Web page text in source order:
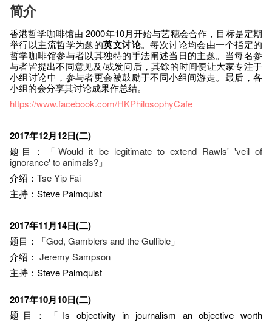
简介
香港哲学咖啡馆由 2000年10月开始与艺穗会合作，目标是定期
举行以主流哲学为题的英文讨论。每次讨论均会由一个指定的
哲学咖啡馆参与者以其独特的手法阐述当日的主题。当每名参
与者皆提出不同意见及/或发问后，其馀的时间便让大家专注于
小组讨论中，参与者更会被鼓励于不同小组间游走。最后，各
小组的会分享其讨论成果作总结。
https://www.facebook.com/HKPhilosophyCafe
2017年12月12日(二)
题目：「Would it be legitimate to extend Rawls' 'veil of
ignorance' to animals? 」
介绍： Tse Yip Fai
主持：Steve Palmquist
2017年11月14日(二)
题目：「God, Gamblers and the Gullible 」
介绍： Jeremy Sampson
主持：Steve Palmquist
2017年10月10日(二)
题目：「Is objectivity in journalism an objective worth